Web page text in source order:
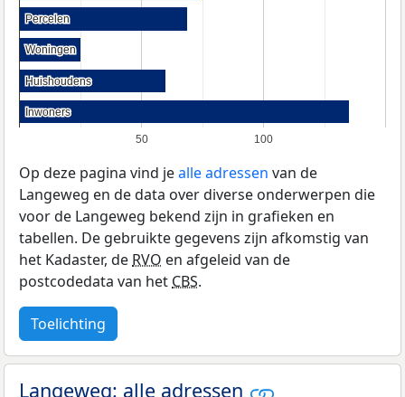
50 100
Percelen
Percelen
Woningen
Woningen
Huishoudens
Huishoudens
Inwoners
Inwoners
Op deze pagina vind jealle adressen van de
Langeweg en de data over diverse onderwerpen die
voor de Langeweg bekend zijn in grafieken en
tabellen. De gebruikte gegevens zijn afkomstig van
het Kadaster, deRVO en afgeleid van de
postcodedata van hetCBS.
Toelichting
Langeweg: alle adressen